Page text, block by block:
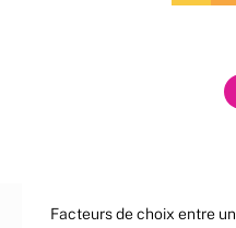
Facteurs de choix entre